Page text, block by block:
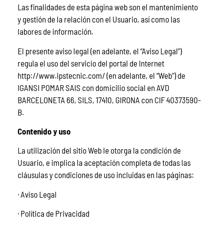
Las finalidades de esta página web son el mantenimiento
y gestión de la relación con el Usuario, así como las
labores de información.
El presente aviso legal (en adelante, el “Aviso Legal”)
regula el uso del servicio del portal de Internet
http://www.ipstecnic.com/ (en adelante, el “Web”) de
IGANSI POMAR SAIS con domicilio social en AVD
BARCELONETA 66, SILS, 17410, GIRONA con CIF 40373590-
B.
Contenido y uso
La utilización del sitio Web le otorga la condición de
Usuario, e implica la aceptación completa de todas las
cláusulas y condiciones de uso incluidas en las páginas:
· Aviso Legal
· Política de Privacidad